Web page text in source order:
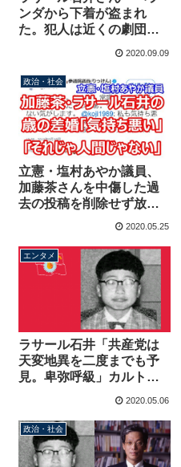
ンダから下着が盗まれ
た。犯人は近くの劇団の
演劇人だと書いたら多く
んなことはないと思う
2020.09.09
政治・社会
立憲・塩村あやか議員、
加藤茶さんを中傷した過
去の投稿を削除せず放
置 年の差結婚「人間じ
2020.05.25
エンタメ
ラサール石井「共産党は
天変地異を二度までも予
見。卑弥呼級」カルト宗
2020.05.06
政治・社会